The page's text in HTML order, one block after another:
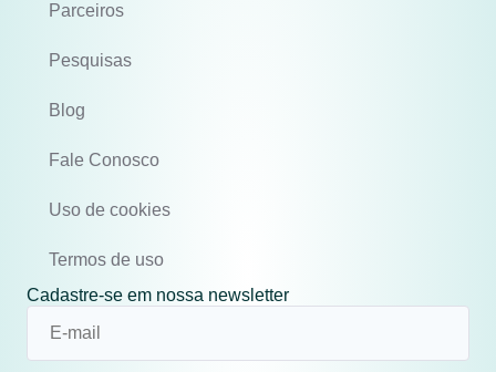
Parceiros
Pesquisas
Blog
Fale Conosco
Uso de cookies
Termos de uso
Cadastre-se em nossa newsletter